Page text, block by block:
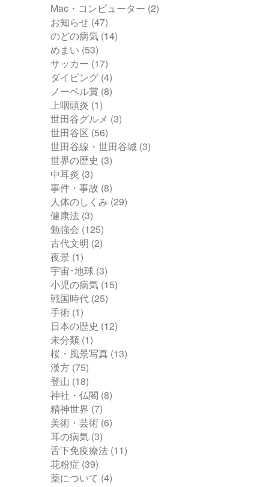
Mac・コンピューター (2)
お知らせ (47)
のどの病気 (14)
めまい (53)
サッカー (17)
ダイビング (4)
ノーベル賞 (8)
上咽頭炎 (1)
世田谷グルメ (3)
世田谷区 (56)
世田谷線・世田谷城 (3)
世界の歴史 (3)
中耳炎 (3)
事件・事故 (8)
人体のしくみ (29)
健康法 (3)
勉強会 (125)
古代文明 (2)
夜景 (1)
宇宙･地球 (3)
小児の病気 (15)
戦国時代 (25)
手術 (1)
日本の歴史 (12)
未分類 (1)
桜・風景写真 (13)
漢方 (75)
登山 (18)
神社・仏閣 (8)
精神世界 (7)
美術・芸術 (6)
耳の病気 (3)
舌下免疫療法 (11)
花粉症 (39)
薬について (4)